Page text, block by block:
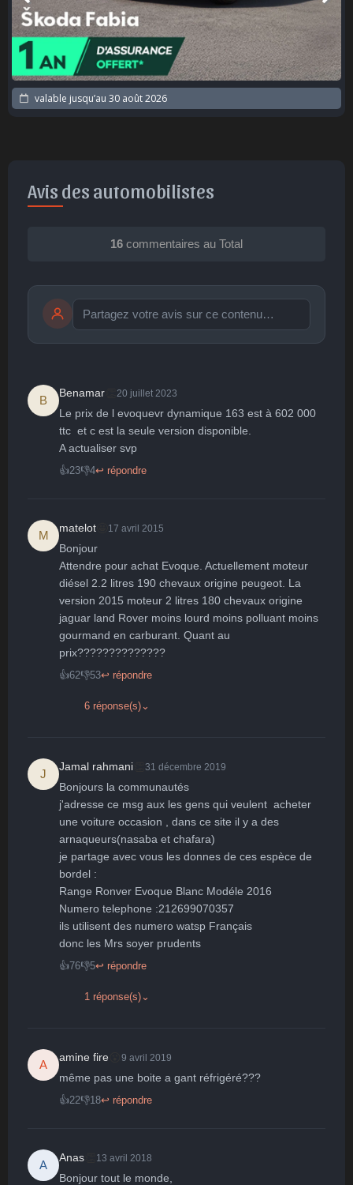
valable jusqu’au 30 août 2026
Avis des automobilistes
16 commentaires au Total
🤩
Parfait
👏
Bravo
😄 🙂
😮
Surpris
😞
publication immédiate Publier
B
Benamar 20 juillet 2023
Le prix de l evoquevr dynamique 163 est à 602 000
ttc  et c est la seule version disponible.
A actualiser svp
👍23👎4↩ répondre
M
matelot 17 avril 2015
Bonjour
Attendre pour achat Evoque. Actuellement moteur
diésel 2.2 litres 190 chevaux origine peugeot. La
version 2015 moteur 2 litres 180 chevaux origine
jaguar land Rover moins lourd moins polluant moins
gourmand en carburant. Quant au
prix??????????????
👍62👎53↩ répondre
6 réponse(s) ⌄
J
Jamal rahmani 31 décembre 2019
Bonjours la communautés
j'adresse ce msg aux les gens qui veulent  acheter
une voiture occasion , dans ce site il y a des
arnaqueurs(nasaba et chafara)
je partage avec vous les donnes de ces espèce de
bordel :
Range Ronver Evoque Blanc Modéle 2016
Numero telephone :212699070357
ils utilisent des numero watsp Français
👍76👎5↩ répondre
1 réponse(s) ⌄
A
amine fire 9 avril 2019
même pas une boite a gant réfrigéré???
👍22👎18↩ répondre
A
Anas 13 avril 2018
Bonjour tout le monde,